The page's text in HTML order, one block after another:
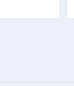
首个商业化目
同位素，可用
泌肿瘤等疾病